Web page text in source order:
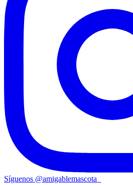
Síguenos @amigablemascota_